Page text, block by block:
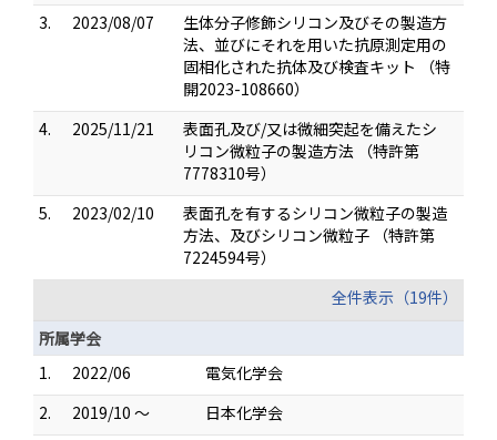
3. 2023/08/07
生体分子修飾シリコン及びその製造方
法、並びにそれを用いた抗原測定用の
固相化された抗体及び検査キット （特
開2023-108660）
4.
2025/11/21
表面孔及び/又は微細突起を備えたシ
リコン微粒子の製造方法 （特許第
7778310号）
5.
2023/02/10
表面孔を有するシリコン微粒子の製造
方法、及びシリコン微粒子 （特許第
7224594号）
全件表示（19件）
所属学会
1.
2022/06
電気化学会
2.
2019/10 ～
日本化学会